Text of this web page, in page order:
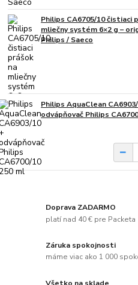
Philips CA6705/10 čistiaci
mliečny systém 6×2 g –
Philips / Saeco
Philips AquaClean
odvápňovač Philips
Doprava ZADARMO
platí nad 40 € pre Packeta
Záruka spokojnosti
máme viac ako 1 000
Všetko na sklade